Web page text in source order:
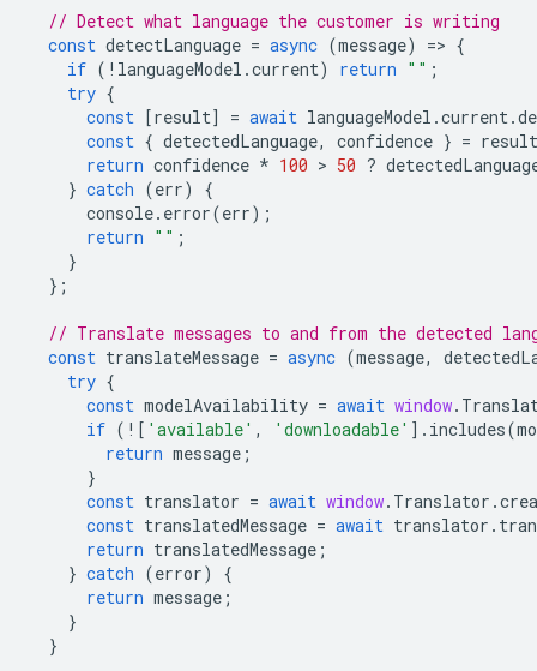
// Detect what language the customer is writing
const detectLanguage = async (message) => {
if ( ! languageModel .current) return "" ;
try {
const [result] = await languageModel .current.
const { detectedLanguage, confidence } = result
return confidence * 100 > 50 ?
} catch (err)
{
console. error(err);
return "" ;
}
};
// Translate messages to and from the detected
const translateMessage = async (message,
try {
const modelAvailability = await window.
if ( ! [ 'available' , 'downloadable' ]. includes(
return message ;
}
const translator = await window. Translator .
const translatedMessage = await translator .
return translatedMessage ;
} catch (error)
{
return message ;
}
}